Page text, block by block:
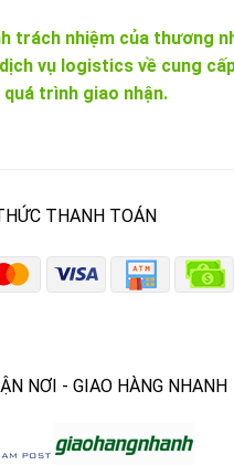
trách nhiệm của thương
vụ logistics về cung
trình giao nhận.
THANH TOÁN
NƠI - GIAO HÀNG NHANH